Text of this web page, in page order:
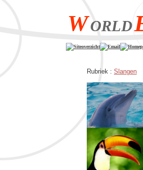
WORLD
Siteoverzicht Email
Rubriek : Slangen